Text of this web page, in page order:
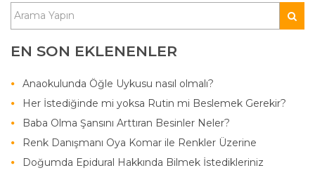
EN SON EKLENENLER
Anaokulunda Öğle Uykusu nasıl olmalı?
Her İstediğinde mi yoksa Rutin mi Beslemek Gerekir?
Baba Olma Şansını Arttıran Besinler Neler?
Renk Danışmanı Oya Komar ile Renkler Üzerine
Doğumda Epidural Hakkında Bilmek İstedikleriniz